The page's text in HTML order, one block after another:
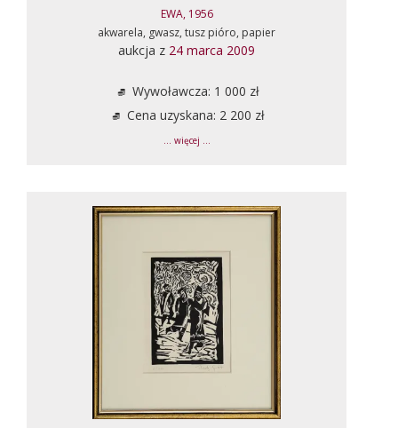
EWA, 1956
akwarela, gwasz, tusz pióro, papier
aukcja z 24 marca 2009
Wywoławcza: 1 000 zł
Cena uzyskana: 2 200 zł
... więcej ...